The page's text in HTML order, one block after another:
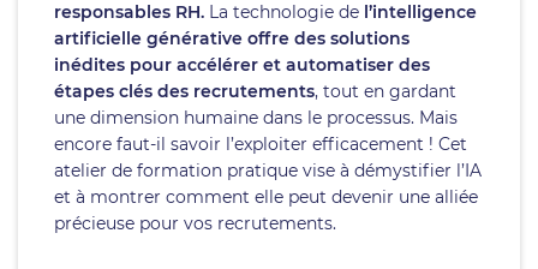
responsables RH. La technologie de l’intelligence
artificielle générative offre des solutions
inédites pour accélérer et automatiser des
étapes clés des recrutements, tout en gardant
une dimension humaine dans le processus. Mais
encore faut-il savoir l’exploiter efficacement ! Cet
atelier de formation pratique vise à démystifier l’IA
et à montrer comment elle peut devenir une alliée
précieuse pour vos recrutements.